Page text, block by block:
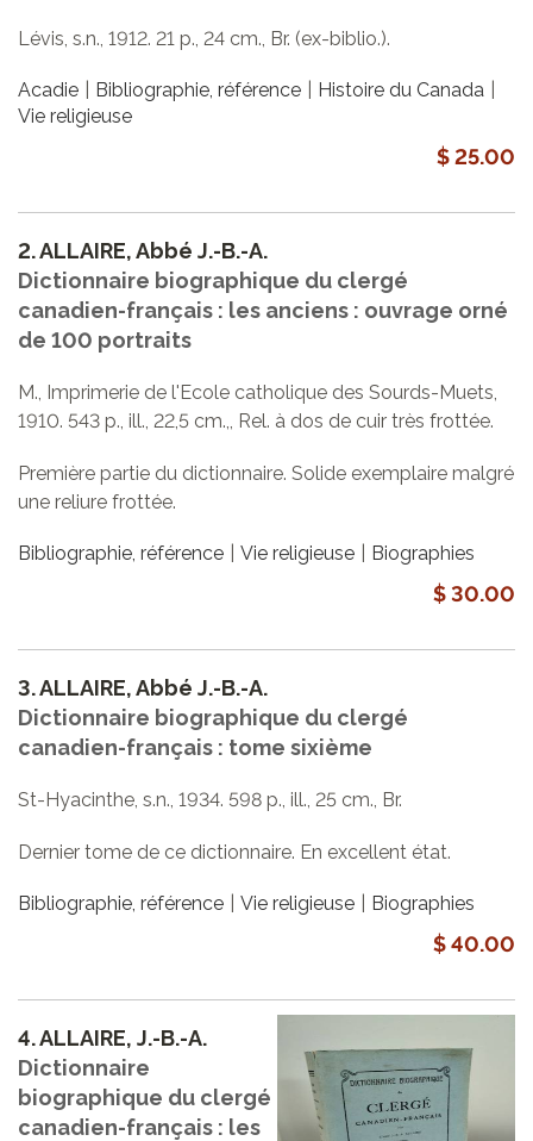
Lévis, s.n., 1912. 21 p., 24 cm., Br. (ex-biblio.).
Acadie Bibliographie, référence
Histoire du Canada
Vie religieuse
$ 25.00
2.ALLAIRE, Abbé J.-B.-A.
Dictionnaire biographique du clergé
canadien-français : les anciens : ouvrage orné
de 100 portraits
M., Imprimerie de l'Ecole catholique des Sourds-Muets,
1910. 543 p., ill., 22,5 cm.,, Rel. à dos de cuir très frottée.
Première partie du dictionnaire. Solide exemplaire malgré
une reliure frottée.
Bibliographie, référence Vie religieuse Biographies
$ 30.00
3.ALLAIRE, Abbé J.-B.-A.
Dictionnaire biographique du clergé
canadien-français : tome sixième
St-Hyacinthe, s.n., 1934. 598 p., ill., 25 cm., Br.
Dernier tome de ce dictionnaire. En excellent état.
Bibliographie, référence Vie religieuse Biographies
$ 40.00
4.ALLAIRE, J.-B.-A.
Dictionnaire
biographique du clergé
canadien-français : les